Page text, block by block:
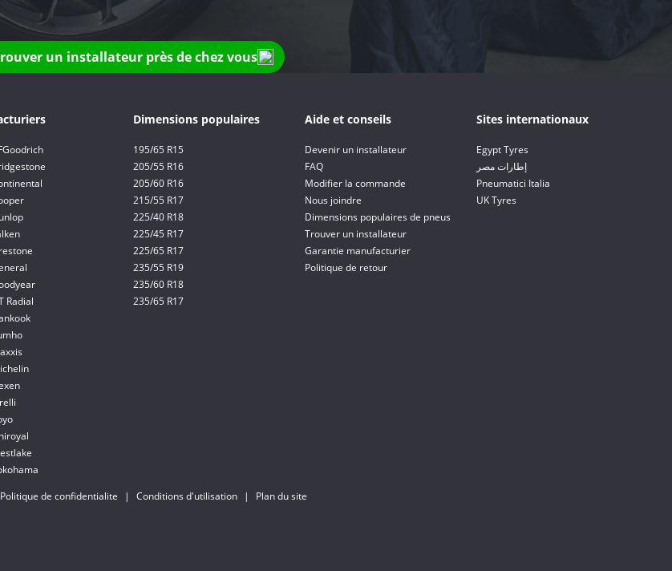
un installateur près de chez vous
Radial
Dimensions populaires
195/65 R15
205/55 R16
205/60 R16
215/55 R17
225/40 R18
225/45 R17
225/65 R17
235/55 R19
235/60 R18
235/65 R17
Aide et conseils
Devenir un installateur
FAQ
Modifier la commande
Nous joindre
Dimensions populaires de pneus
Trouver un installateur
Garantie manufacturier
Politique de retour
Sites internationaux
Egypt Tyres
إطارات مصر
Pneumatici Italia
UK Tyres
Politique de confidentialite | Conditions d'utilisation | Plan du site